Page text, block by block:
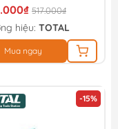
517.000₫
hiệu: TOTAL
Mua ngay
-15%